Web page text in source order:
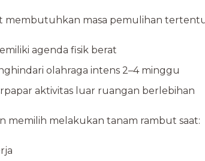
membutuhkan masa pemulihan
agenda fisik berat
olahraga intens 2–4 minggu
aktivitas luar ruangan berlebihan
memilih melakukan tanam rambut saat: